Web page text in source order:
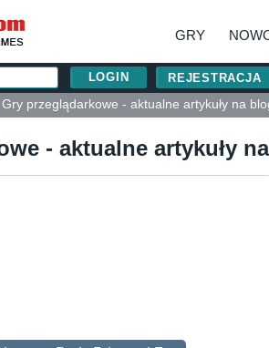
GRY
REJESTRACJA
Gry przeglądarkowe - aktualne artykuły na
- aktualne artykuły